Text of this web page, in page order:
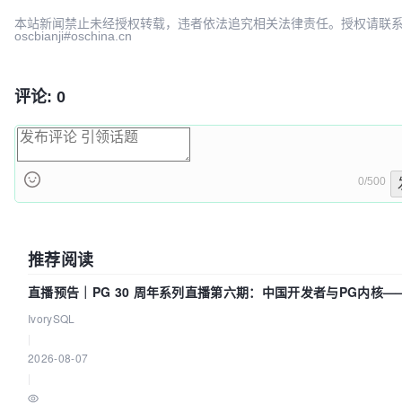
本站新闻禁止未经授权转载，违者依法追究相关法律责任。授权请联
oscbianji#oschina.cn
评论: 0
0/500
推荐阅读
直播预告｜PG 30 周年系列直播第六期：中国开发者与PG内核
们改得动吗？我们贡献了什么？
IvorySQL
2026-08-07